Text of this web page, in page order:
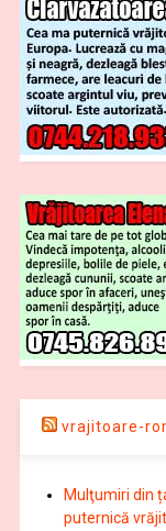
vrajitoare-
Mulţumiri din
puternică